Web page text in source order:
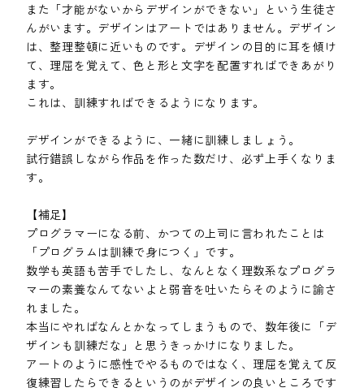
また「才能がないからデザインができない」という生徒さ
んがいます。デザインはアートではありません。デザイン
は、整理整頓に近いものです。デザインの目的に耳を傾け
て、理屈を覚えて、色と形と文字を配置すればできあがり
ます。
これは、訓練すればできるようになります。
デザインができるように、一緒に訓練しましょう。
試行錯誤しながら作品を作った数だけ、必ず上手くなりま
す。
【補足】
プログラマーになる前、かつての上司に言われたことは
「プログラムは訓練で身につく」です。
数学も英語も苦手でしたし、なんとなく理数系なプログラ
マーの素養なんてないよと弱音を吐いたらそのように諭さ
れました。
本当にやればなんとかなってしまうもので、数年後に「デ
ザインも訓練だな」と思うきっかけになりました。
アートのように感性でやるものではなく、理屈を覚えて反
復練習したらできるというのがデザインの良いところです